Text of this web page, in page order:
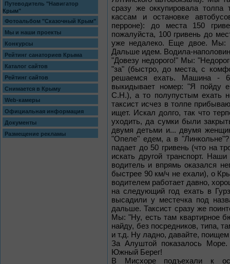
Путеводитель "Навигатор
Крым"
Фотоальбом "Сказочный Крым"
Мы и наши проекты
Конкурсы
Рейтинг санаториев Крыма
Каталог сайтов
Рейтинг сайтов
Снимается в Крыму
Web-камеры
Официальная информация
Документы
Размещение рекламы
сразу же оккупировала толпа
кассам и остановке
перроне): до места 150
пожалуйста, 100 гривень до
уже недалеко. Еще двое. Мы:
Дальше идем. Водила-
"Довезу недорого!" Мы:
"за" (быстро, до места, с
решаемся ехать. Машина -
выкидывает номер: "Я пойду
С.Н.), а то полупустым ехать
таксист исчез в толпе
ищет. Искал долго, так что
уходить, да сумки были
двумя детьми и... двумя
"Опеле" едем, а в
падает до 50 гривень (что на
искать другой транспорт.
водитель и впрямь оказался
быстрее 90 км/ч не ехали), о
водителем работает давно,
на следующий год ехать в
высадили у местечка под
дальше. Таксист сразу же
Мы: "Ну, есть там квартирное
найду, без посредников, типа,
и т.д. Ну ладно, давайте,
За Алуштой показалось
Южный Берег!
В Мисхоре подъехали к